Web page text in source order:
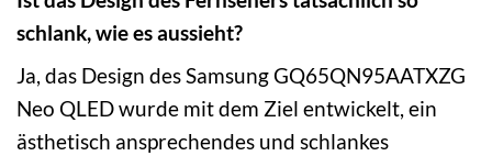
schlank, wie es aussieht?
Ja, das Design des Samsung GQ65QN95AATXZG
Neo QLED wurde mit dem Ziel entwickelt, ein
ästhetisch ansprechendes und schlankes